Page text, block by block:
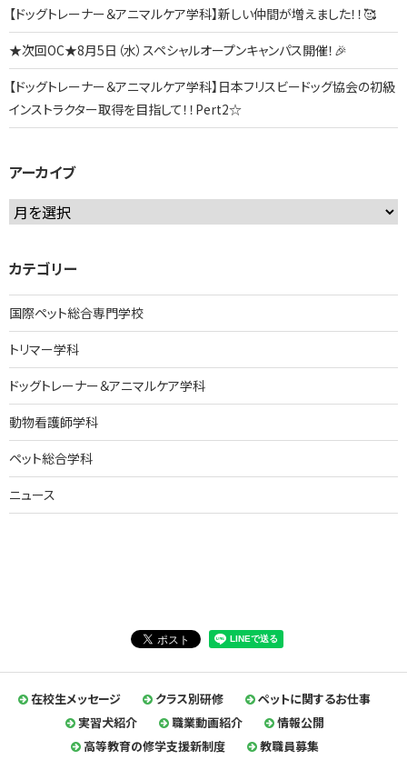
【ドッグトレーナー＆アニマルケア学科】新しい仲間が増えました！！🥰
★次回OC★8月5日（水）スペシャルオープンキャンパス開催！🎉
【ドッグトレーナー＆アニマルケア学科】日本フリスビードッグ協会の初級
インストラクター取得を目指して！！Pert2☆
アーカイブ
ア
ー
イ
ブ
カテゴリー
国際ペット総合専門学校
トリマー学科
ドッグトレーナー＆アニマルケア学科
動物看護師学科
ペット総合学科
ニュース
在校生メッセージ クラス別研修
ペットに関するお仕事
実習犬紹介
職業動画紹介
情報公開
高等教育の修学支援新制度
教職員募集